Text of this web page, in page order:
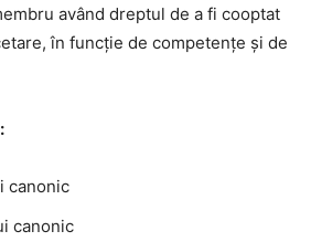
având dreptul de a fi cooptat
în funcție de competențe și de
canonic
canonic